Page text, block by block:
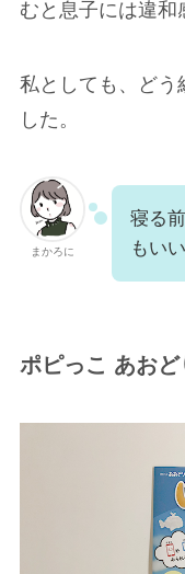
むと息子には違和
私としても、どう
した。
まかろに
寝る
もい
ポピっこ あおど